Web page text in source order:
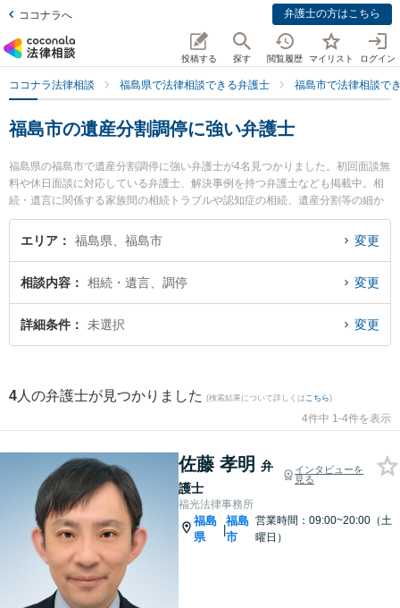
ココナラへ 弁護士の方はこちら
投稿する 探す 閲覧履歴 マイリスト ログイン
ココナラ法律相談 福島県で法律相談できる弁護士 福島市で法律相談で
福島市の遺産分割調停に強い弁護士
福島県の福島市で遺産分割調停に強い弁護士が4名見つかりました。初回面談無
料や休日面談に対応している弁護士、解決事例を持つ弁護士なども掲載中。相
続・遺言に関係する家族間の相続トラブルや認知症の相続、遺産分割等の細か
な分野での絞り込み検索もでき便利です。特に福光法律事務所の佐藤 孝明弁護
士や福島いなほ法律事務所の佐藤 初美弁護士、弁護士法人リーガルプロフェッ
ルを今すぐに弁護士に相談したい』『遺産分割調停のトラブル解決の実績豊富
な近くの弁護士を検索したい』『初回相談無料で遺産分割調停を法律相談でき
る福島市内の弁護士に相談予約したい』などでお困りの相談者さんにおすすめ
エリア 福島県、福島市 変更
相談内容 相続・遺言、調停 変更
詳細条件 未選択 変更
4 人の弁護士が見つかりました (検索結果について詳しくは こちら)
4件中 1-4件を表示
佐藤 孝明 弁
護士
インタビューを
見る
福光法律事務所
福島
県
|
福島
市
営業時間：09:00~20:00（土
曜日）